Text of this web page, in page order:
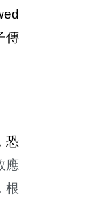
傳
恐
應
根